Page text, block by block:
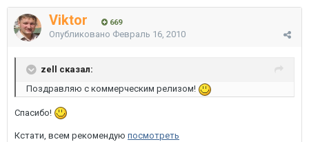
Viktor 669
Опубликовано Февраль 16, 2010
zell сказал:
Поздравляю с коммерческим релизом!
Спасибо!
Кстати, всем рекомендую посмотреть